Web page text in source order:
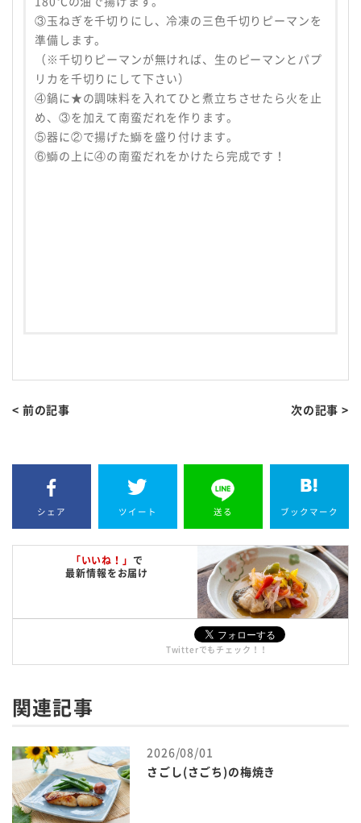
③玉ねぎを千切りにし、冷凍の三色千切りピーマンを
準備します。
（※千切りピーマンが無ければ、生のピーマンとパプ
リカを千切りにして下さい）
④鍋に★の調味料を入れてひと煮立ちさせたら火を止
め、③を加えて南蛮だれを作ります。
⑤器に②で揚げた鰤を盛り付けます。
⑥鰤の上に④の南蛮だれをかけたら完成です！
< 前の記事 次の記事 >
シェア ツイート 送る ブックマーク
「いいね！」 で
最新情報をお届け
Twitterでもチェック！！
関連記事
2026/08/01
さごし(さごち)の梅焼き